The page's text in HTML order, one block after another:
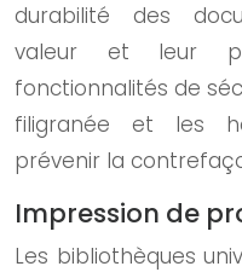
durabilité des
valeur et leur
fonctionnalités de
filigranée et les
prévenir la
Impression de
Les bibliothèques